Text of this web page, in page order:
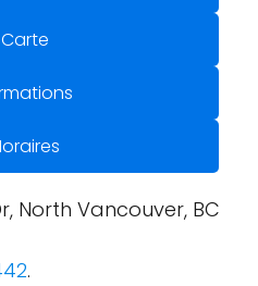
Carte
North Vancouver, BC
.